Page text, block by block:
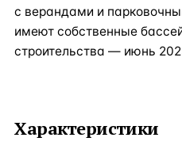
с верандами и
имеют собственные
строительства — июнь
Характеристики